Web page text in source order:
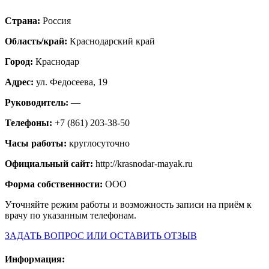
Страна: Россия
Область/край: Краснодарский край
Город: Краснодар
Адрес: ул. Федосеева, 19
Руководитель: —
Телефоны: +7 (861) 203-38-50
Часы работы: круглосуточно
Официальный сайт: http://krasnodar-mayak.ru
Форма собственности: ООО
Уточняйте режим работы и возможность записи на приём к
врачу по указанным телефонам.
ЗАДАТЬ ВОПРОС ИЛИ ОСТАВИТЬ ОТЗЫВ
Информация: